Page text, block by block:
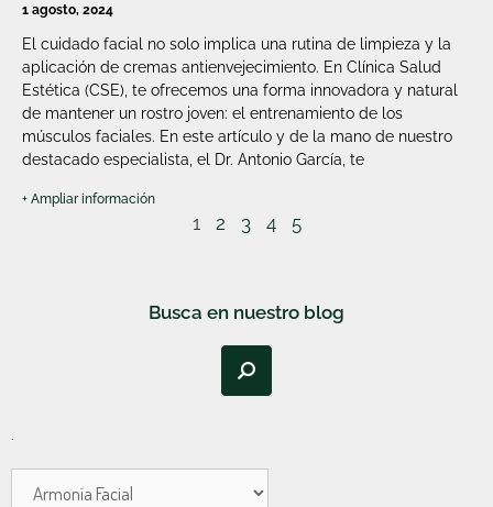
1 agosto, 2024
El cuidado facial no solo implica una rutina de limpieza y la
aplicación de cremas antienvejecimiento. En Clínica Salud
Estética (CSE), te ofrecemos una forma innovadora y natural
de mantener un rostro joven: el entrenamiento de los
músculos faciales. En este artículo y de la mano de nuestro
destacado especialista, el Dr. Antonio García, te
+ Ampliar información
1 2 3 4 5
Busca en nuestro blog